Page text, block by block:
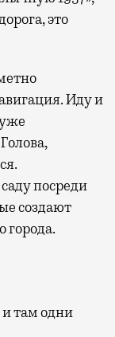
это
Иду и
посреди
создают
города.
там одни